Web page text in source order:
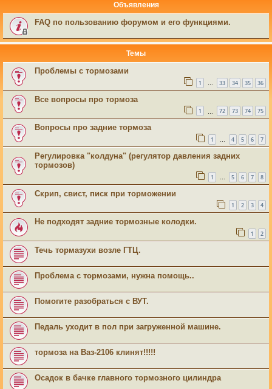
Объявления
FAQ по пользованию форумом и его функциями.
Темы
Проблемы с тормозами
1 … 33 34 35 36
Все вопросы про тормоза
1 72 73 74 75
Вопросы про задние тормоза
1 … 4 5 6 7
Регулировка "колдуна" (регулятор давления задних
тормозов)
1 … 5 6 7 8
Скрип, свист, писк при торможении
1 2 3 4
Не подходят задние тормозные колодки.
1 2
Течь тормазухи возле ГТЦ.
Проблема с тормозами, нужна помощь..
Помогите разобраться с ВУТ.
Педаль уходит в пол при загруженной машине.
тормоза на Ваз-2106 клинят!!!!!
Осадок в бачке главного тормозного цилиндра